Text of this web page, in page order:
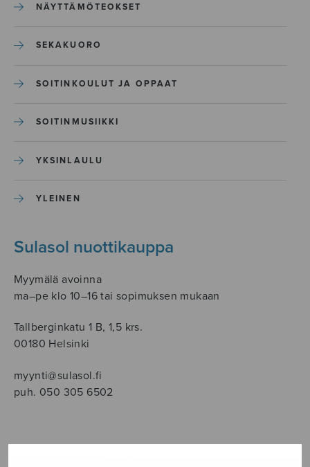
NÄYTTÄMÖTEOKSET
SEKAKUORO
SOITINKOULUT JA OPPAAT
SOITINMUSIIKKI
YKSINLAULU
YLEINEN
Sulasol nuottikauppa
Myymälä avoinna
ma–pe klo 10–16 tai sopimuksen mukaan
Tallberginkatu 1 B, 1,5 krs.
00180 Helsinki
myynti@sulasol.fi
puh. 050 305 6502